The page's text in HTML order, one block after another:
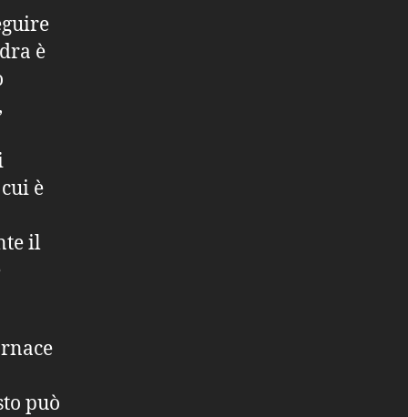
è
è
il
può